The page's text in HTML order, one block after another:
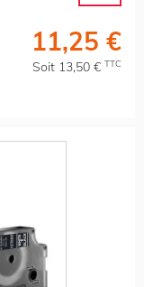
11,25 €
Soit 13,50 € TTC